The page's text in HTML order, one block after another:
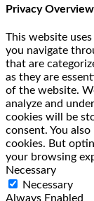
Privacy Overview
This website
you navigate
that are
as they are
of the website.
analyze and
cookies will be
consent. You
cookies. But
your browsing
Necessary
Necessary
Always Enabled